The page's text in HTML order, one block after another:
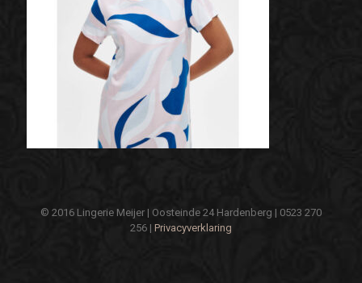
© 2016 Lingerie Meijer | Oosteinde 24 Hardenberg | 0523 270
256 | Privacyverklaring